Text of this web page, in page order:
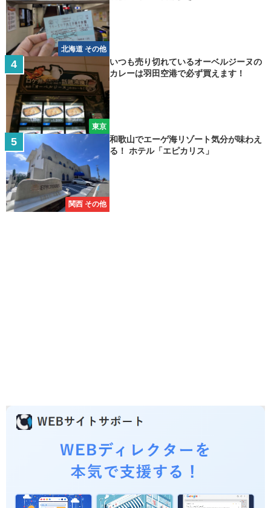
北海道 その他
東京
いつも売り切れているオーベルジーヌの
カレーは羽田空港で必ず買えます！
関西 その他
和歌山でエーゲ海リゾート気分が味わえ
る！ ホテル「エピカリス」